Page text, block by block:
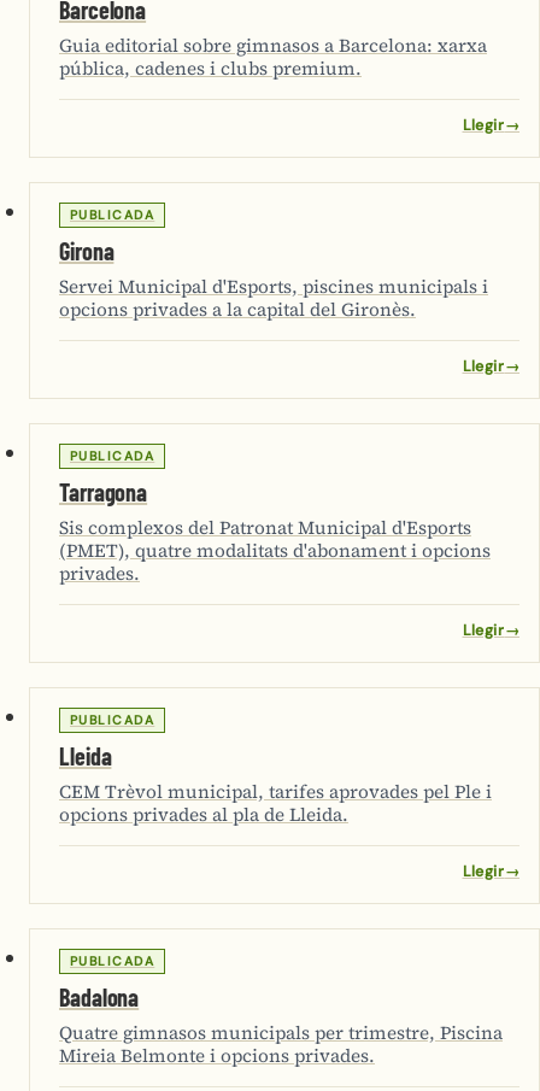
Barcelona
Guia editorial sobre gimnasos a Barcelona: xarxa
pública, cadenes i clubs premium.
Llegir→
PUBLICADA
Girona
Servei Municipal d'Esports, piscines municipals i
opcions privades a la capital del Gironès.
Llegir→
PUBLICADA
Tarragona
Sis complexos del Patronat Municipal d'Esports
(PMET), quatre modalitats d'abonament i opcions
privades.
Llegir→
PUBLICADA
Lleida
CEM Trèvol municipal, tarifes aprovades pel Ple i
opcions privades al pla de Lleida.
Llegir→
PUBLICADA
Badalona
Quatre gimnasos municipals per trimestre, Piscina
Mireia Belmonte i opcions privades.